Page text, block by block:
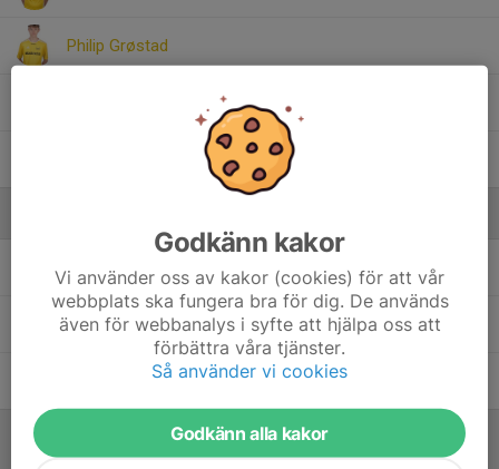
Philip Grøstad
Caisa Citron
Linus Karlsson Wendel Tränare
Simon Lindahl Tränare
Godkänn kakor
Vi använder oss av kakor (cookies) för att vår
webbplats ska fungera bra för dig. De används
även för webbanalys i syfte att hjälpa oss att
förbättra våra tjänster.
Så använder vi cookies
Godkänn alla kakor